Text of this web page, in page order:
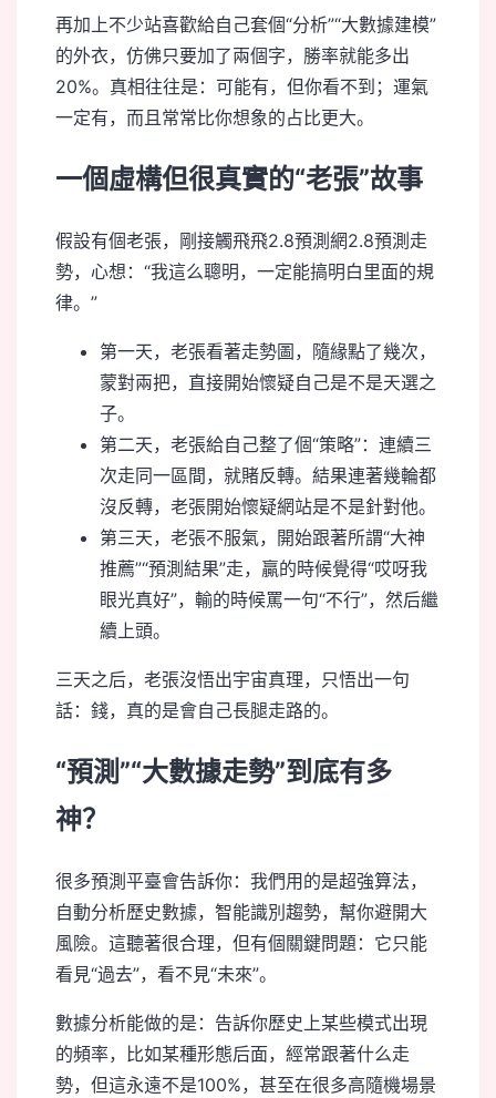
再加上不少站喜歡給自己套個“分析”“大數據建模”
的外衣，仿佛只要加了兩個字，勝率就能多出
20%。真相往往是：可能有，但你看不到；運氣
一定有，而且常常比你想象的占比更大。
一個虛構但很真實的“老張”故事
假設有個老張，剛接觸飛飛2.8預測網2.8預測走
勢，心想：“我這么聰明，一定能搞明白里面的規
律。”
第一天，老張看著走勢圖，隨緣點了幾次，
蒙對兩把，直接開始懷疑自己是不是天選之
子。
第二天，老張給自己整了個“策略”：連續三
次走同一區間，就賭反轉。結果連著幾輪都
沒反轉，老張開始懷疑網站是不是針對他。
第三天，老張不服氣，開始跟著所謂“大神
推薦”“預測結果”走，贏的時候覺得“哎呀我
眼光真好”，輸的時候罵一句“不行”，然后繼
續上頭。
三天之后，老張沒悟出宇宙真理，只悟出一句
話：錢，真的是會自己長腿走路的。
“預測”“大數據走勢”到底有多
神？
很多預測平臺會告訴你：我們用的是超強算法，
自動分析歷史數據，智能識別趨勢，幫你避開大
風險。這聽著很合理，但有個關鍵問題：它只能
看見“過去”，看不見“未來”。
數據分析能做的是：告訴你歷史上某些模式出現
的頻率，比如某種形態后面，經常跟著什么走
勢，但這永遠不是100%，甚至在很多高隨機場景